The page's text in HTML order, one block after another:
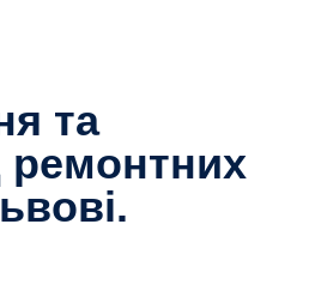
та
ремонтних